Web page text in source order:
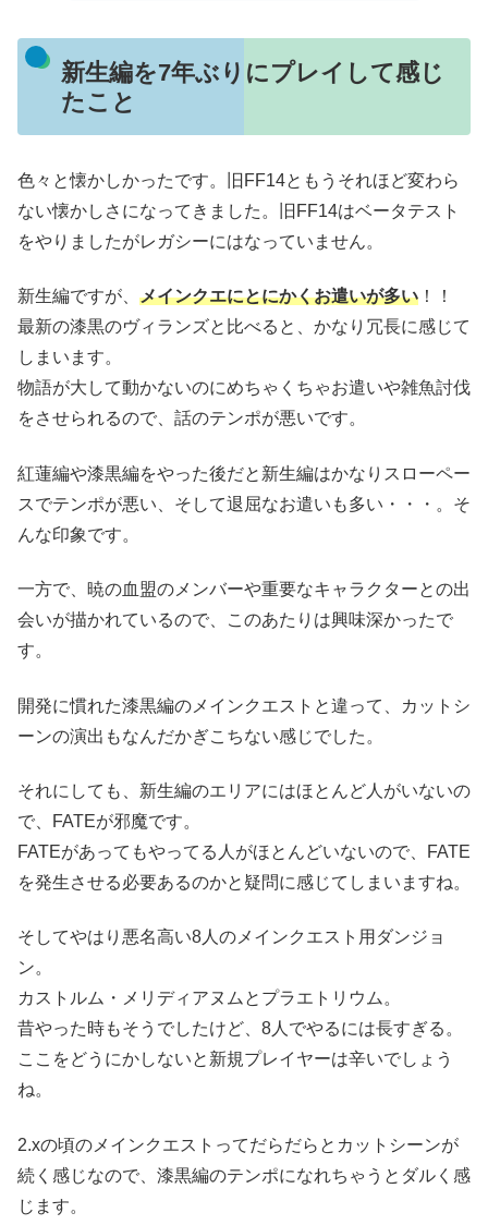
新生編を7年ぶりにプレイして感じ
たこと
色々と懐かしかったです。旧FF14ともうそれほど変わら
ない懐かしさになってきました。旧FF14はベータテスト
をやりましたがレガシーにはなっていません。
新生編ですが、 メインクエにとにかくお遣いが多い ！！
最新の漆黒のヴィランズと比べると、かなり冗長に感じて
しまいます。
物語が大して動かないのにめちゃくちゃお遣いや雑魚討伐
をさせられるので、話のテンポが悪いです。
紅蓮編や漆黒編をやった後だと新生編はかなりスローペー
スでテンポが悪い、そして退屈なお遣いも多い・・・。そ
んな印象です。
一方で、暁の血盟のメンバーや重要なキャラクターとの出
会いが描かれているので、このあたりは興味深かったで
す。
開発に慣れた漆黒編のメインクエストと違って、カットシ
ーンの演出もなんだかぎこちない感じでした。
それにしても、新生編のエリアにはほとんど人がいないの
で、FATEが邪魔です。
FATEがあってもやってる人がほとんどいないので、FATE
を発生させる必要あるのかと疑問に感じてしまいますね。
そしてやはり悪名高い8人のメインクエスト用ダンジョ
ン。
カストルム・メリディアヌムとプラエトリウム。
昔やった時もそうでしたけど、8人でやるには長すぎる。
ここをどうにかしないと新規プレイヤーは辛いでしょう
ね。
2.xの頃のメインクエストってだらだらとカットシーンが
続く感じなので、漆黒編のテンポになれちゃうとダルく感
じます。